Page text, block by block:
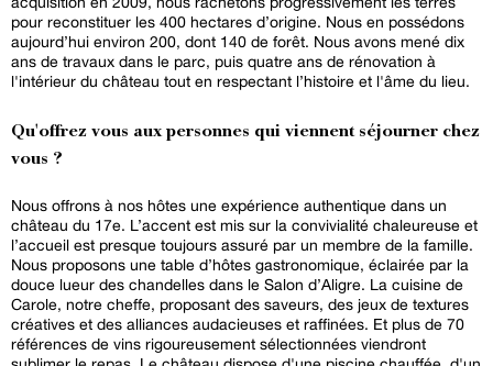
pour reconstituer les 400 hectares d’origine. Nous en possédons
aujourd’hui environ 200, dont 140 de forêt. Nous avons mené dix
ans de travaux dans le parc, puis quatre ans de rénovation à
l'intérieur du château tout en respectant l’histoire et l'âme du lieu.
Qu'offrez vous aux personnes qui viennent séjourner chez
vous ?
Nous offrons à nos hôtes une expérience authentique dans un
château du 17e. L’accent est mis sur la convivialité chaleureuse et
l’accueil est presque toujours assuré par un membre de la famille.
Nous proposons une table d’hôtes gastronomique, éclairée par la
douce lueur des chandelles dans le Salon d’Aligre. La cuisine de
Carole, notre cheffe, proposant des saveurs, des jeux de textures
créatives et des alliances audacieuses et raffinées. Et plus de 70
références de vins rigoureusement sélectionnées viendront